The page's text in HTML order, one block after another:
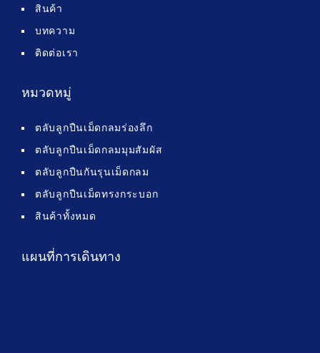
สินค้า
บทความ
ติดต่อเรา
หมวดหมู่
ตลับลูกปืนเม็ดกลมร่องลึก
ตลับลูกปืนเม็ดกลมมุมสัมผัส
ตลับลูกปืนกันรุนเม็ดกลม
ตลับลูกปืนเม็ดทรงกระบอก
สินค้าทั้งหมด
แผนที่การเดินทาง